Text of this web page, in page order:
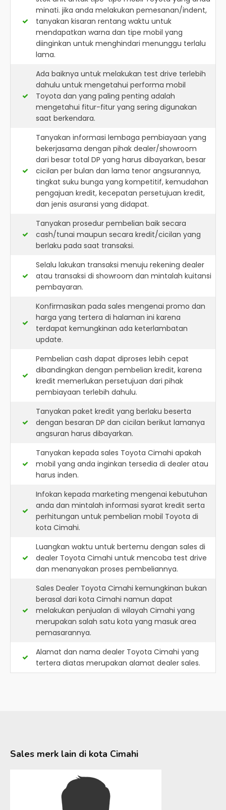
minati. jika anda melakukan pemesanan/indent,
tanyakan kisaran rentang waktu untuk
mendapatkan warna dan tipe mobil yang
diinginkan untuk menghindari menunggu terlalu
lama.
Ada baiknya untuk melakukan test drive terlebih
dahulu untuk mengetahui performa mobil
Toyota dan yang paling penting adalah
mengetahui fitur-fitur yang sering digunakan
saat berkendara.
Tanyakan informasi lembaga pembiayaan yang
bekerjasama dengan pihak dealer/showroom
dari besar total DP yang harus dibayarkan, besar
cicilan per bulan dan lama tenor angsurannya,
tingkat suku bunga yang kompetitif, kemudahan
pengajuan kredit, kecepatan persetujuan kredit,
dan jenis asuransi yang didapat.
Tanyakan prosedur pembelian baik secara
cash/tunai maupun secara kredit/cicilan yang
berlaku pada saat transaksi.
Selalu lakukan transaksi menuju rekening dealer
atau transaksi di showroom dan mintalah kuitansi
pembayaran.
Konfirmasikan pada sales mengenai promo dan
harga yang tertera di halaman ini karena
terdapat kemungkinan ada keterlambatan
update.
Pembelian cash dapat diproses lebih cepat
dibandingkan dengan pembelian kredit, karena
kredit memerlukan persetujuan dari pihak
pembiayaan terlebih dahulu.
Tanyakan paket kredit yang berlaku beserta
dengan besaran DP dan cicilan berikut lamanya
angsuran harus dibayarkan.
Tanyakan kepada sales Toyota Cimahi apakah
mobil yang anda inginkan tersedia di dealer atau
harus inden.
Infokan kepada marketing mengenai kebutuhan
anda dan mintalah informasi syarat kredit serta
perhitungan untuk pembelian mobil Toyota di
kota Cimahi.
Luangkan waktu untuk bertemu dengan sales di
dealer Toyota Cimahi untuk mencoba test drive
dan menanyakan proses pembeliannya.
Sales Dealer Toyota Cimahi kemungkinan bukan
berasal dari kota Cimahi namun dapat
melakukan penjualan di wilayah Cimahi yang
merupakan salah satu kota yang masuk area
pemasarannya.
Alamat dan nama dealer Toyota Cimahi yang
tertera diatas merupakan alamat dealer sales.
Sales merk lain di kota Cimahi